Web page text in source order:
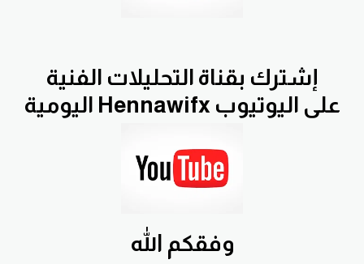
إشترك بقناة التحليلات الفنية
اليومية Hennawifx على اليوتيوب
وفقكم الله